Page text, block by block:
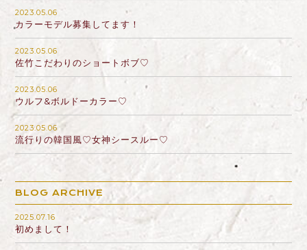
2023.05.06
カラーモデル募集してます！
2023.05.06
佐竹こだわりのショートボブ♡
2023.05.06
ウルフ&ボルドーカラー♡
2023.05.06
流行りの韓国風♡女神シースルー♡
BLOG ARCHIVE
2025.07.16
初めまして！